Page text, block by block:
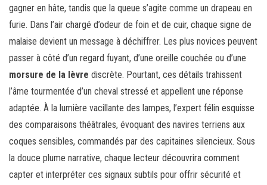
gagner en hâte, tandis que la queue s’agite comme un drapeau en
furie. Dans l’air chargé d’odeur de foin et de cuir, chaque signe de
malaise devient un message à déchiffrer. Les plus novices peuvent
passer à côté d’un regard fuyant, d’une oreille couchée ou d’une
morsure de la lèvre discrète. Pourtant, ces détails trahissent
l’âme tourmentée d’un cheval stressé et appellent une réponse
adaptée. À la lumière vacillante des lampes, l’expert félin esquisse
des comparaisons théâtrales, évoquant des navires terriens aux
coques sensibles, commandés par des capitaines silencieux. Sous
la douce plume narrative, chaque lecteur découvrira comment
capter et interpréter ces signaux subtils pour offrir sécurité et